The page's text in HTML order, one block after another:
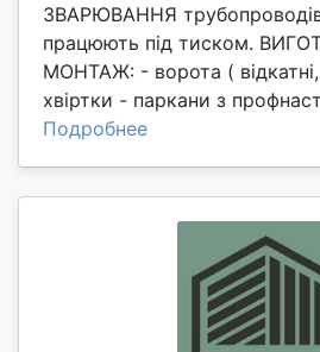
ЗВАРЮВАННЯ
працюють під тиском.
МОНТАЖ: - ворота (
хвіртки - паркани з
Подробнее